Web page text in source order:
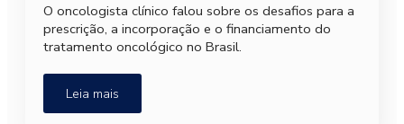
O oncologista clínico falou sobre os desafios para a
prescrição, a incorporação e o financiamento do
tratamento oncológico no Brasil.
Leia mais